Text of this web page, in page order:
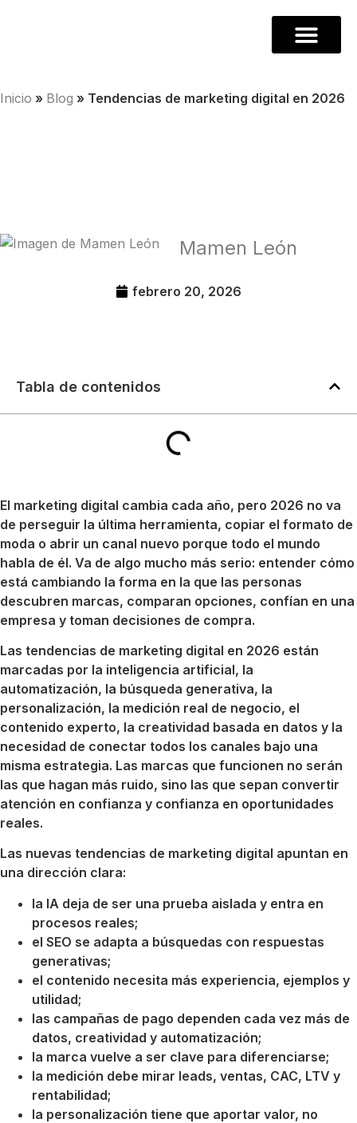
Inicio » Blog » Tendencias de marketing digital en 2026
Mamen León
febrero 20, 2026
Tabla de contenidos
El marketing digital cambia cada año, pero 2026 no va
de perseguir la última herramienta, copiar el formato de
moda o abrir un canal nuevo porque todo el mundo
habla de él. Va de algo mucho más serio: entender cómo
está cambiando la forma en la que las personas
descubren marcas, comparan opciones, confían en una
empresa y toman decisiones de compra.
Las tendencias de marketing digital en 2026 están
marcadas por la inteligencia artificial, la
automatización, la búsqueda generativa, la
personalización, la medición real de negocio, el
contenido experto, la creatividad basada en datos y la
necesidad de conectar todos los canales bajo una
misma estrategia. Las marcas que funcionen no serán
las que hagan más ruido, sino las que sepan convertir
atención en confianza y confianza en oportunidades
reales.
Las nuevas tendencias de marketing digital apuntan en
una dirección clara:
la IA deja de ser una prueba aislada y entra en
procesos reales;
el SEO se adapta a búsquedas con respuestas
generativas;
el contenido necesita más experiencia, ejemplos y
utilidad;
las campañas de pago dependen cada vez más de
datos, creatividad y automatización;
la marca vuelve a ser clave para diferenciarse;
la medición debe mirar leads, ventas, CAC, LTV y
rentabilidad;
la personalización tiene que aportar valor, no